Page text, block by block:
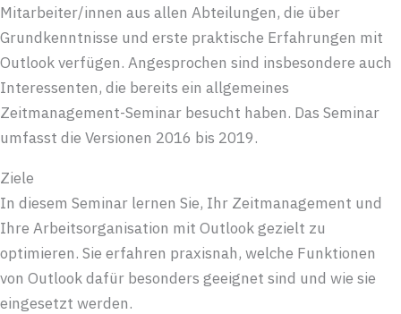
Mitarbeiter/innen aus allen Abteilungen, die über
Grundkenntnisse und erste praktische Erfahrungen mit
Outlook verfügen. Angesprochen sind insbesondere auch
Interessenten, die bereits ein allgemeines
Zeitmanagement-Seminar besucht haben. Das Seminar
umfasst die Versionen 2016 bis 2019.
Ziele
In diesem Seminar lernen Sie, Ihr Zeitmanagement und
Ihre Arbeitsorganisation mit Outlook gezielt zu
optimieren. Sie erfahren praxisnah, welche Funktionen
von Outlook dafür besonders geeignet sind und wie sie
eingesetzt werden.